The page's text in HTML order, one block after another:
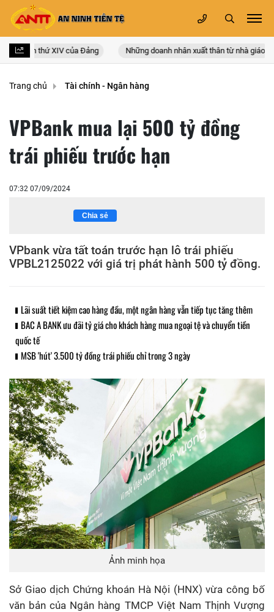
lần thứ XIV của Đảng Những doanh nhân xuất thân từ nhà giáo
Trang chủ Tài chính - Ngân hàng
VPBank mua lại 500 tỷ đồng
trái phiếu trước hạn
07:32 07/09/2024
Chia sẻ
VPbank vừa tất toán trước hạn lô trái phiếu
VPBL2125022 với giá trị phát hành 500 tỷ đồng.
Lãi suất tiết kiệm cao hàng đầu, một ngân hàng vẫn tiếp tục tăng thêm
BAC A BANK ưu đãi tỷ giá cho khách hàng mua ngoại tệ và chuyển tiền
quốc tế
MSB 'hút' 3.500 tỷ đồng trái phiếu chỉ trong 3 ngày
Ảnh minh họa
Sở Giao dịch Chứng khoán Hà Nội (HNX) vừa công bố
văn bản của Ngân hàng TMCP Việt Nam Thịnh Vượng